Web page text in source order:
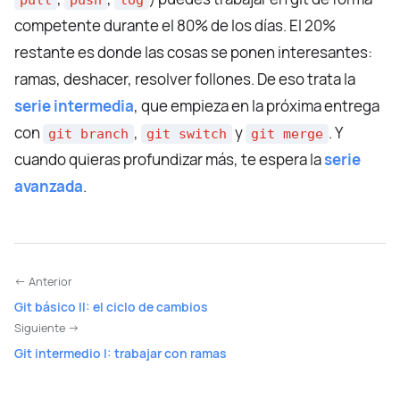
competente durante el 80% de los días. El 20%
restante es donde las cosas se ponen interesantes:
ramas, deshacer, resolver follones. De eso trata la
serie intermedia, que empieza en la próxima entrega
con
git branch , git switch y git merge . Y
cuando quieras profundizar más, te espera laserie
avanzada.
← Anterior
Git básico II: el ciclo de cambios
Siguiente →
Git intermedio I: trabajar con ramas